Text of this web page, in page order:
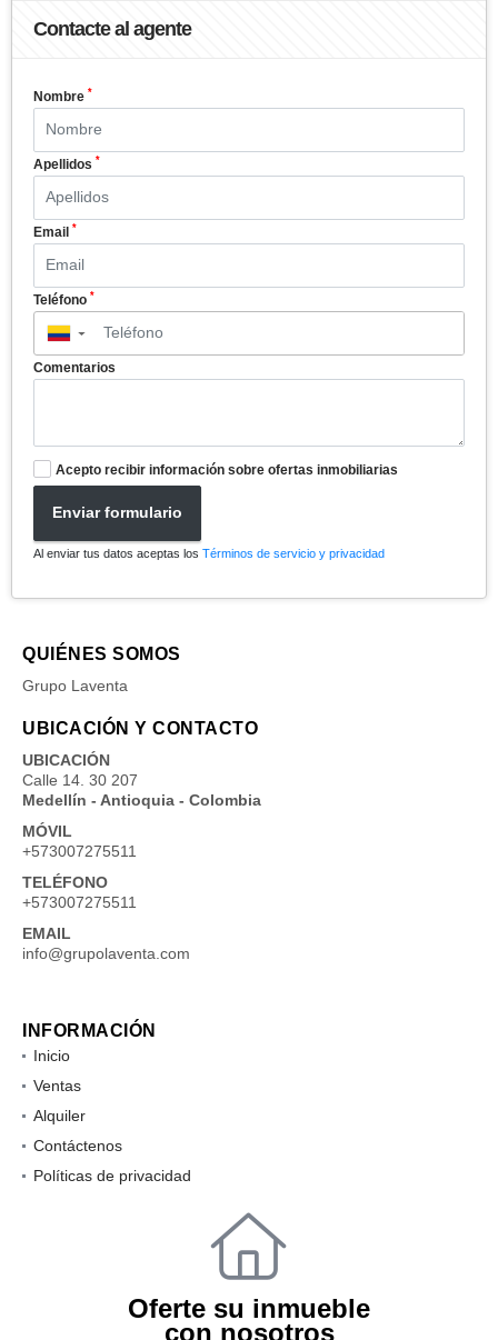
Contacte al agente
Nombre *
Apellidos *
Email *
Teléfono *
▼
Comentarios
Acepto recibir información sobre ofertas inmobiliarias
Enviar formulario
Al enviar tus datos aceptas los Términos de servicio y privacidad
QUIÉNES SOMOS
Grupo Laventa
UBICACIÓN Y CONTACTO
UBICACIÓN
Calle 14. 30 207
Medellín - Antioquia - Colombia
MÓVIL
+573007275511
TELÉFONO
+573007275511
EMAIL
info@grupolaventa.com
INFORMACIÓN
Inicio
Ventas
Alquiler
Contáctenos
Políticas de privacidad
Oferte su inmueble
con nosotros